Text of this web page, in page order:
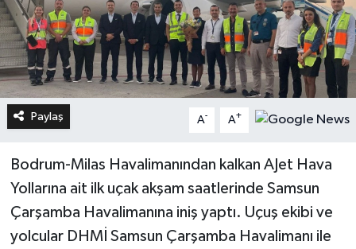
Paylaş A- A+
Bodrum-Milas Havalimanından kalkan AJet Hava
Yollarına ait ilk uçak akşam saatlerinde Samsun
Çarşamba Havalimanına iniş yaptı. Uçuş ekibi ve
yolcular DHMİ Samsun Çarşamba Havalimanı ile